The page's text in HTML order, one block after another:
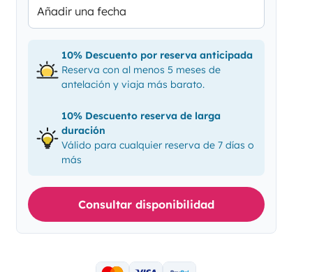
Añadir una fecha
10% Descuento por reserva anticipada
Reserva con al menos 5 meses de
antelación y viaja más barato.
10% Descuento reserva de larga
duración
Válido para cualquier reserva de 7 días o
más
Consultar disponibilidad